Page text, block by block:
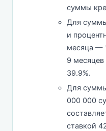
суммы
Для
и
месяца —
9
39.9%.
Для
000 000
ставкой